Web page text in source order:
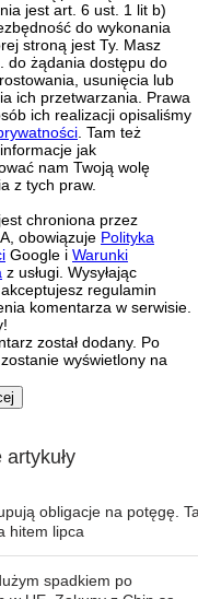
jest art. 6 ust. 1 lit b)
do wykonania
stroną jest Ty. Masz
do żądania dostępu do
usunięcia lub
ich przetwarzania. Prawa
ich realizacji opisaliśmy
. Tam też
jak
nam Twoją wolę
z tych praw.
chroniona przez
obowiązuje Polityka
Google i Warunki
z usługi. Wysyłając
regulamin
komentarza w serwisie.
został dodany. Po
wyświetlony na
obligacje na potęgę.
hitem lipca
spadkiem po